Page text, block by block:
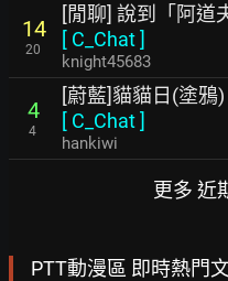
14
20
[閒聊] 說到「阿道
[ C_Chat]
knight45683
4
4
[蔚藍]貓貓日(塗鴉)
[ C_Chat]
hankiwi
更多 近
PTT動漫區 即時熱門